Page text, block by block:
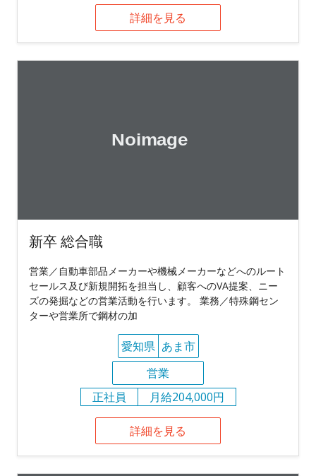
詳細を見る
新卒 総合職
営業／自動車部品メーカーや機械メーカーなどへのルート
セールス及び新規開拓を担当し、顧客へのVA提案、ニー
ズの発掘などの営業活動を行います。 業務／特殊鋼セン
ターや営業所で鋼材の加
愛知県 あま市
営業
正社員
月給204,000円
詳細を見る